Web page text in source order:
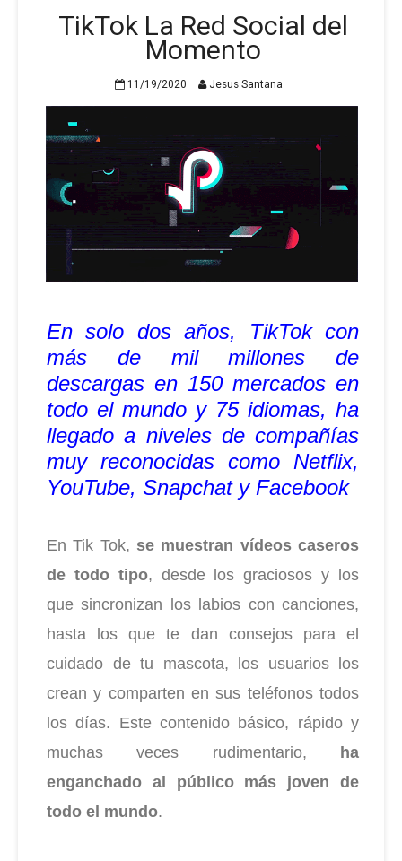
TikTok La Red Social del
Momento
11/19/2020 Jesus Santana
En solo dos años, TikTok con
más de mil millones de
descargas en 150 mercados en
todo el mundo y 75 idiomas, ha
llegado a niveles de compañías
muy reconocidas como Netflix,
YouTube, Snapchat y Facebook
En Tik Tok, se muestran vídeos caseros
de todo tipo, desde los graciosos y los
que sincronizan los labios con canciones,
hasta los que te dan consejos para el
cuidado de tu mascota, los usuarios los
crean y comparten en sus teléfonos todos
los días. Este contenido básico, rápido y
muchas veces rudimentario,
ha
enganchado al público más joven de
todo el mundo.